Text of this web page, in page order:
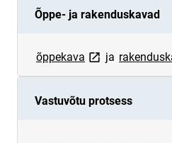
Õppe- ja rakenduskavad
õppekava link opens on
ja
Vastuvõtu protsess